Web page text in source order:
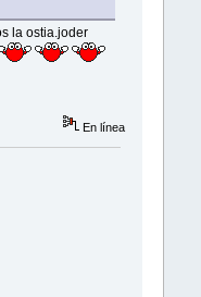
la ostia.joder
En línea